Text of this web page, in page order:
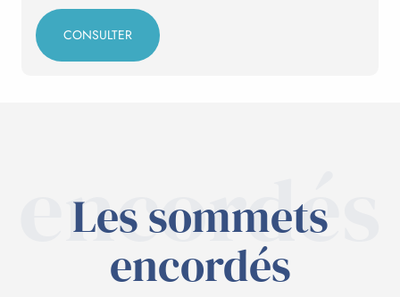
CONSULTER
encordés
Les sommets
encordés